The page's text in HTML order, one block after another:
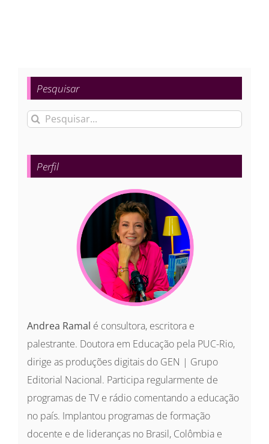
Pesquisar
Buscar
para:
Perfil
Andrea Ramal é consultora, escritora e
palestrante. Doutora em Educação pela PUC-Rio,
dirige as produções digitais do GEN | Grupo
Editorial Nacional. Participa regularmente de
programas de TV e rádio comentando a educação
no país. Implantou programas de formação
docente e de lideranças no Brasil, Colômbia e